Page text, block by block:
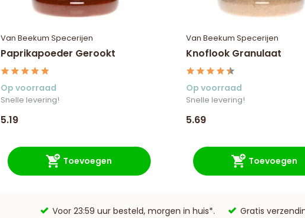
Van Beekum Specerijen
Paprikapoeder Gerookt
Op voorraad
Snelle levering!
5.19
Toevoegen
Van Beekum Specerijen
Knoflook Granulaat
Op voorraad
Snelle levering!
5.69
Toevoegen
Voor 23:59 uur besteld, morgen in huis*. Gratis